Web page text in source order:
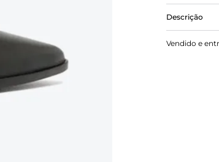
Descrição
Bota preta
bloco e
Vendido e